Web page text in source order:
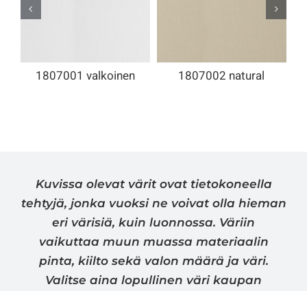
1807001 valkoinen 1807002 natural
Kuvissa olevat värit ovat tietokoneella
tehtyjä, jonka vuoksi ne voivat olla hieman
eri värisiä, kuin luonnossa. Väriin
vaikuttaa muun muassa materiaalin
pinta, kiilto sekä valon määrä ja väri.
Valitse aina lopullinen väri kaupan